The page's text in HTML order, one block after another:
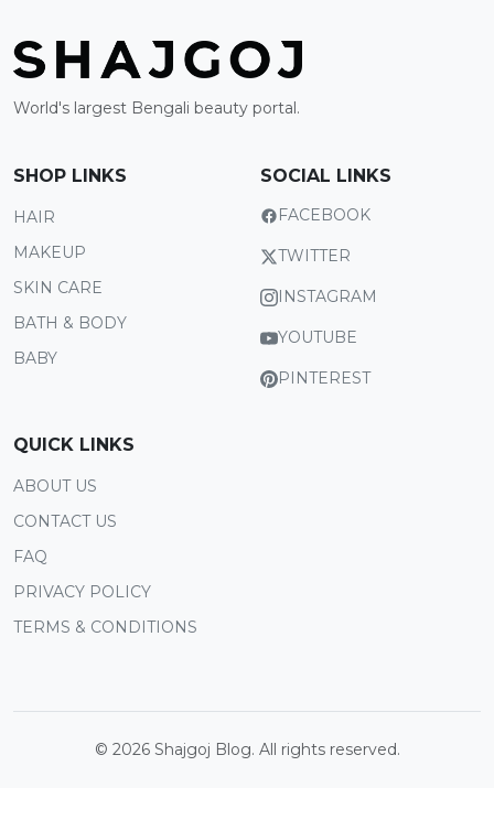
World's largest Bengali beauty portal.
SHOP LINKS
HAIR
MAKEUP
SKIN CARE
BATH & BODY
BABY
SOCIAL LINKS
FACEBOOK
TWITTER
INSTAGRAM
YOUTUBE
PINTEREST
QUICK LINKS
ABOUT US
CONTACT US
FAQ
PRIVACY POLICY
TERMS & CONDITIONS
© 2026 Shajgoj Blog. All rights reserved.